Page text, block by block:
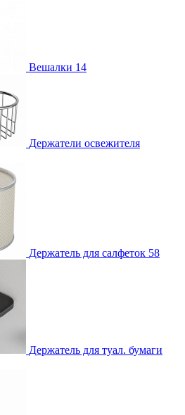
Вешалки 14
Держатели освежителя
Держатель для салфеток 58
Держатель для туал. бумаги